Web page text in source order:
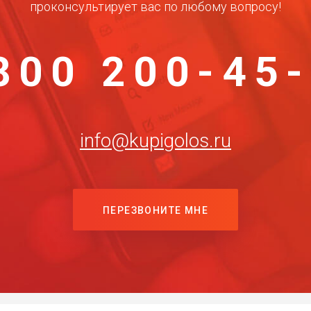
проконсультирует вас по любому вопросу!
200-
info@kupigolos.ru
ПЕРЕЗВОНИТЕ МНЕ